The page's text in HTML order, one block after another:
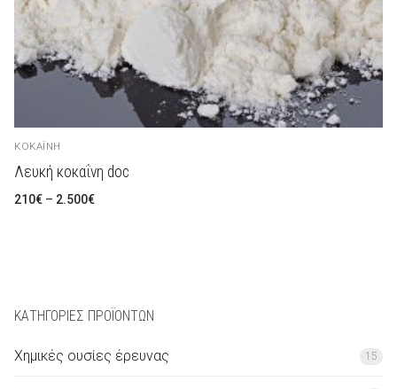
ΚΟΚΑΪ́ΝΗ
Λευκή κοκαΐνη doc
210€ – 2.500€Preisspanne:
ΚΑΤΗΓΟΡΊΕΣ ΠΡΟΪΌΝΤΩΝ
Χημικές ουσίες έρευνας 15